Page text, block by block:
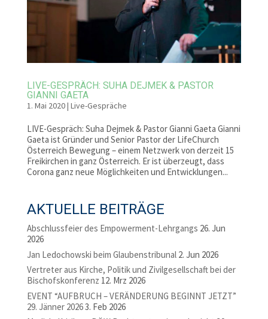
LIVE-GESPRÄCH: SUHA DEJMEK & PASTOR
GIANNI GAETA
1. Mai 2020| Live-Gespräche
LIVE-Gespräch: Suha Dejmek & Pastor Gianni Gaeta Gianni
Gaeta ist Gründer und Senior Pastor der LifeChurch
Österreich Bewegung – einem Netzwerk von derzeit 15
Freikirchen in ganz Österreich. Er ist überzeugt, dass
Corona ganz neue Möglichkeiten und Entwicklungen...
AKTUELLE BEITRÄGE
Abschlussfeier des Empowerment-Lehrgangs 26. Jun
2026
Jan Ledochowski beim Glaubenstribunal 2. Jun 2026
Vertreter aus Kirche, Politik und Zivilgesellschaft bei der
Bischofskonferenz 12. Mrz 2026
EVENT “AUFBRUCH – VERÄNDERUNG BEGINNT JETZT”
29. Jänner 20263. Feb 2026